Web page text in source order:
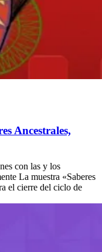
Ancestrales,
con las y los
La muestra «Saberes
el cierre del ciclo de